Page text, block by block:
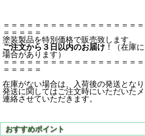
＝＝＝＝＝＝＝＝＝＝＝＝＝＝＝＝＝
＝＝＝＝＝
塗装製品を特別価格で販売致します。
ご注文から３日以内のお届け ！（在庫
場合があります）
＝＝＝＝＝＝＝＝＝＝＝＝＝＝＝＝＝
＝＝＝＝＝
在庫がない場合は、入荷後の発送となり
発送に関してはご注文時にいただいた
連絡させていただきます。